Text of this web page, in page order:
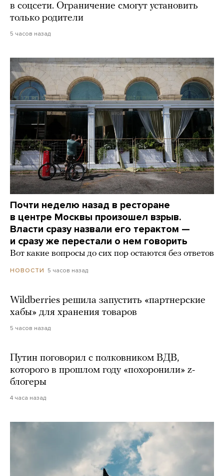
в соцсети. Ограничение смогут установить
только родители
5 часов назад
Почти неделю назад в ресторане
в центре Москвы произошел взрыв.
Власти сразу назвали его терактом —
и сразу же перестали о нем говорить
Вот какие вопросы до сих пор остаются без ответов
НОВОСТИ 5 часов назад
Wildberries решила запустить «партнерские
хабы» для хранения товаров
5 часов назад
Путин поговорил с полковником ВДВ,
которого в прошлом году «похоронили» z-
блогеры
4 часа назад